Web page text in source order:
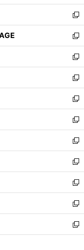
ウ
で
開
く
ン
ド
ウ
で
開
く
新
し
い
ウ
ィ
ン
ド
ウ
で
開
く
新
し
い
ウ
ィ
ン
ド
ウ
で
開
く
新
し
い
ウ
ィ
ン
ド
ウ
で
開
く
新
し
い
ウ
ィ
ン
ド
ウ
で
開
く
新
し
い
ウ
ィ
ン
ド
ウ
で
開
く
新
し
い
ウ
ィ
ン
ド
ウ
で
開
く
新
し
い
ウ
ィ
ン
ド
ウ
で
開
新
し
い
ウ
ィ
ン
ド
ウ
新
し
い
ウ
ィ
ン
新
し
い
ウ
新
し